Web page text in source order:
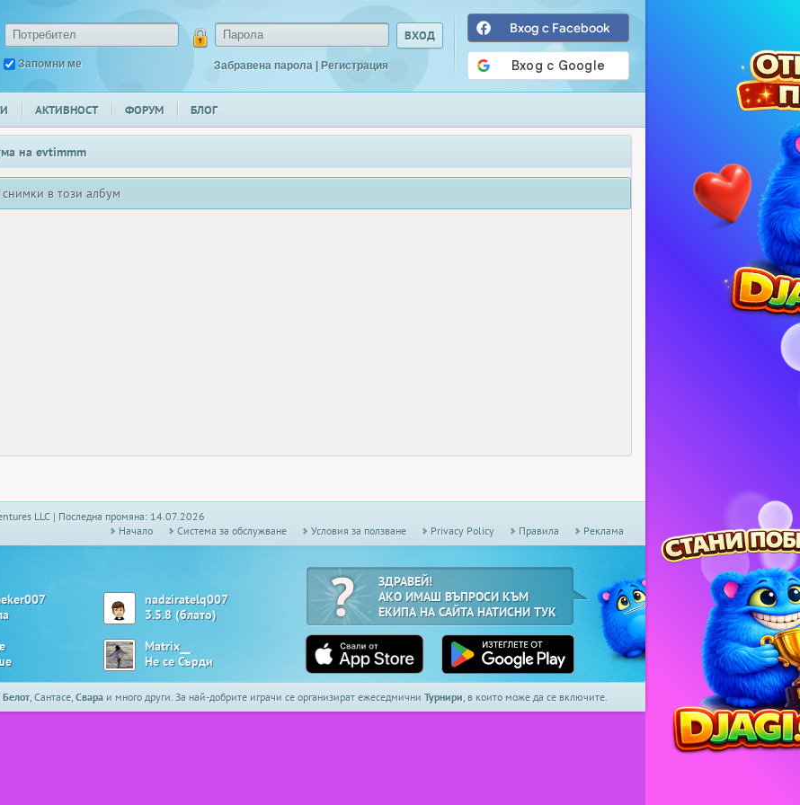
Запомни ме Забравена парола | Регистрация
Вход с Facebook
АКТИВНОСТ ФОРУМ БЛОГ
на evtimmm
в този албум
LLC | Последна промяна: 14.07.2026
Начало
Системa за обслужване Условия за ползване Privacy Policy Правила Реклама
nadziratelq007
3.5.8 (блато)
Matrix__
Не се Сърди
ЗДРАВЕЙ!
АКО ИМАШ ВЪПРОСИ КЪМ
ЕКИПА НА САЙТА НАТИСНИ ТУК
Белот, Сантасе, Свара и много други. За най-добрите играчи се организират ежеседмични Турнири, в които може да се включите.